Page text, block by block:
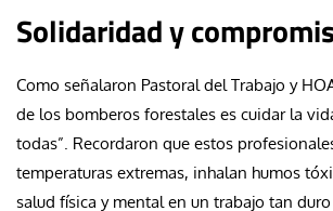
Solidaridad y
Como señalaron Pastoral del Trabajo y
de los bomberos forestales es cuidar la
todas”. Recordaron que estos
temperaturas extremas, inhalan humos
salud física y mental en un trabajo tan